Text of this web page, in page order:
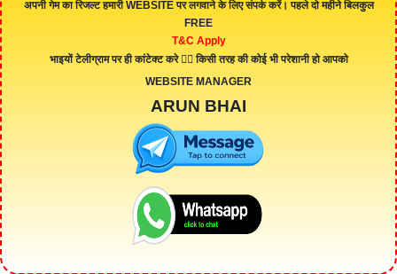
अपनी गेम का रिजल्ट हमारीWEBSITEपर लगवाने के लिए संपर्क करें। पहले दो महीने बिलकुल
FREE
T&C Apply
भाइयों टेलीग्राम पर ही कांटेक्ट करे 👇🏻 किसी तरह की कोई भी परेशानी हो आपको
WEBSITE MANAGER
ARUN BHAI